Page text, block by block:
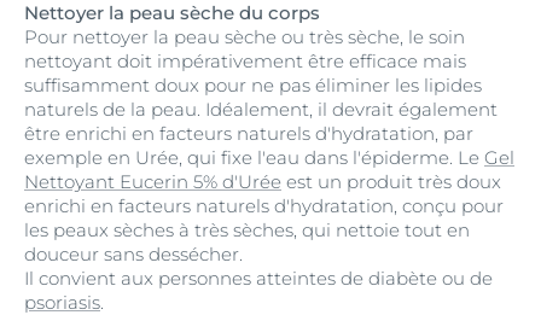
Nettoyer la peau sèche du corps
Pour nettoyer la peau sèche ou très sèche, le soin
nettoyant doit impérativement être efficace mais
suffisamment doux pour ne pas éliminer les lipides
naturels de la peau. Idéalement, il devrait également
être enrichi en facteurs naturels d'hydratation, par
exemple en Urée, qui fixe l'eau dans l'épiderme. Le Gel
Nettoyant Eucerin 5% d'Urée est un produit très doux
enrichi en facteurs naturels d'hydratation, conçu pour
les peaux sèches à très sèches, qui nettoie tout en
douceur sans dessécher.
Il convient aux personnes atteintes de diabète ou de
psoriasis.